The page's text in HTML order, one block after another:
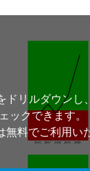
ドリルダウンし
ックできます
料でご利用い